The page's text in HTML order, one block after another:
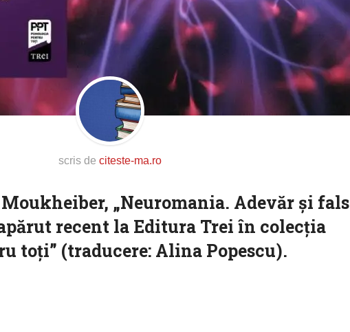
scris de citeste-ma.ro
„Neuromania. Adevăr și fals
recent la Editura Trei în colecția
toți” (traducere: Alina Popescu).